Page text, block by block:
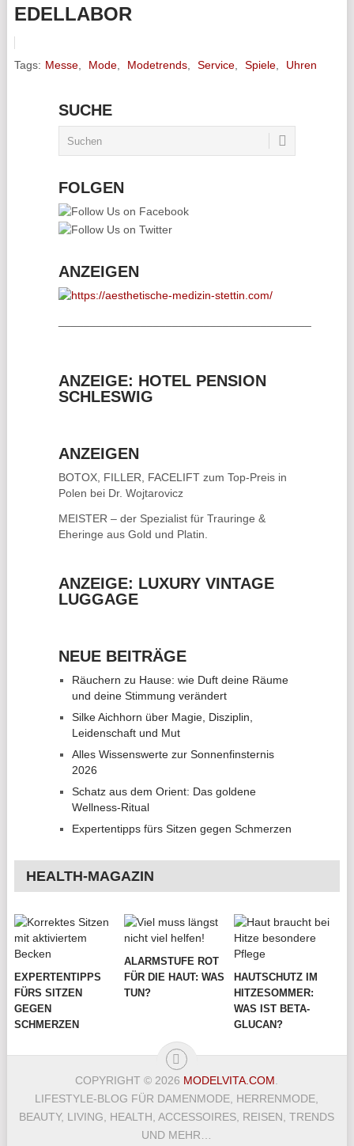
EDELLABOR
Tags: Messe, Mode, Modetrends, Service, Spiele, Uhren
SUCHE
FOLGEN
ANZEIGEN
ANZEIGE: HOTEL PENSION
SCHLESWIG
ANZEIGEN
BOTOX, FILLER, FACELIFTzum Top-Preis in
Polen bei Dr. Wojtarovicz
MEISTER – der Spezialist für Trauringe &
Eheringe aus Gold und Platin.
ANZEIGE: LUXURY VINTAGE
LUGGAGE
NEUE BEITRÄGE
Räuchern zu Hause: wie Duft deine Räume
und deine Stimmung verändert
Silke Aichhorn über Magie, Disziplin,
Leidenschaft und Mut
Alles Wissenswerte zur Sonnenfinsternis
2026
Schatz aus dem Orient: Das goldene
Wellness-Ritual
Expertentipps fürs Sitzen gegen Schmerzen
HEALTH-MAGAZIN
EXPERTENTIPPS
FÜRS SITZEN
GEGEN
SCHMERZEN
ALARMSTUFE ROT
FÜR DIE HAUT: WAS
TUN?
HAUTSCHUTZ IM
HITZESOMMER:
WAS IST BETA-
GLUCAN?
COPYRIGHT © 2026 MODELVITA.COM
LIFESTYLE-BLOG FÜR DAMENMODE, HERRENMODE,
BEAUTY, LIVING, HEALTH, ACCESSOIRES, REISEN, TRENDS
UND MEHR…